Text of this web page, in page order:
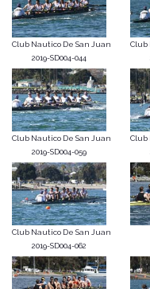
Club Nautico De San Juan
2019-SD004-044
Club
Club Nautico De San Juan
2019-SD004-059
Club
Club Nautico De San Juan
2019-SD004-062